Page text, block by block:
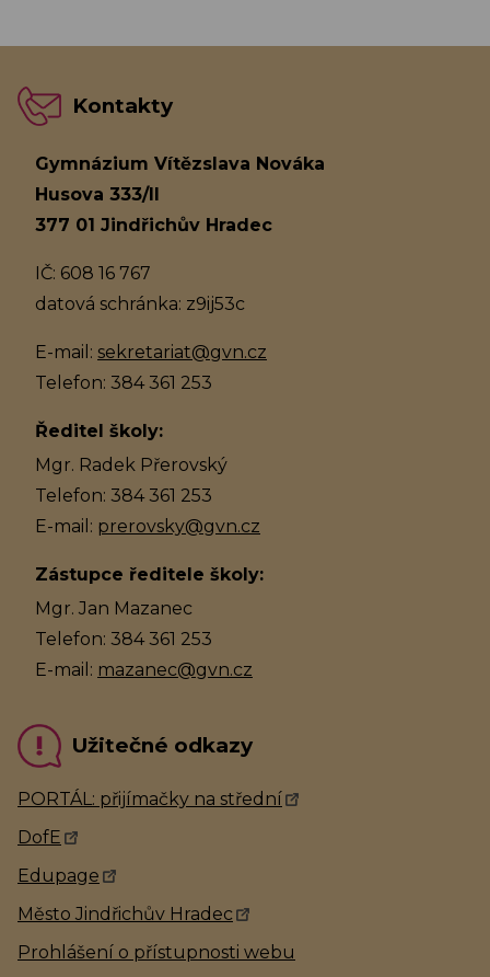
Kontakty
Gymnázium Vítězslava Nováka
Husova 333/II
377 01 Jindřichův Hradec
IČ: 608 16 767
datová schránka: z9ij53c
E-mail: sekretariat@gvn.cz
Telefon: 384 361 253
Ředitel školy:
Mgr. Radek Přerovský
Telefon: 384 361 253
E-mail: prerovsky@gvn.cz
Zástupce ředitele školy:
Mgr. Jan Mazanec
Telefon: 384 361 253
E-mail: mazanec@gvn.cz
Užitečné odkazy
PORTÁL: přijímačky na střední
DofE
Edupage
Město Jindřichův Hradec
Prohlášení o přístupnosti webu